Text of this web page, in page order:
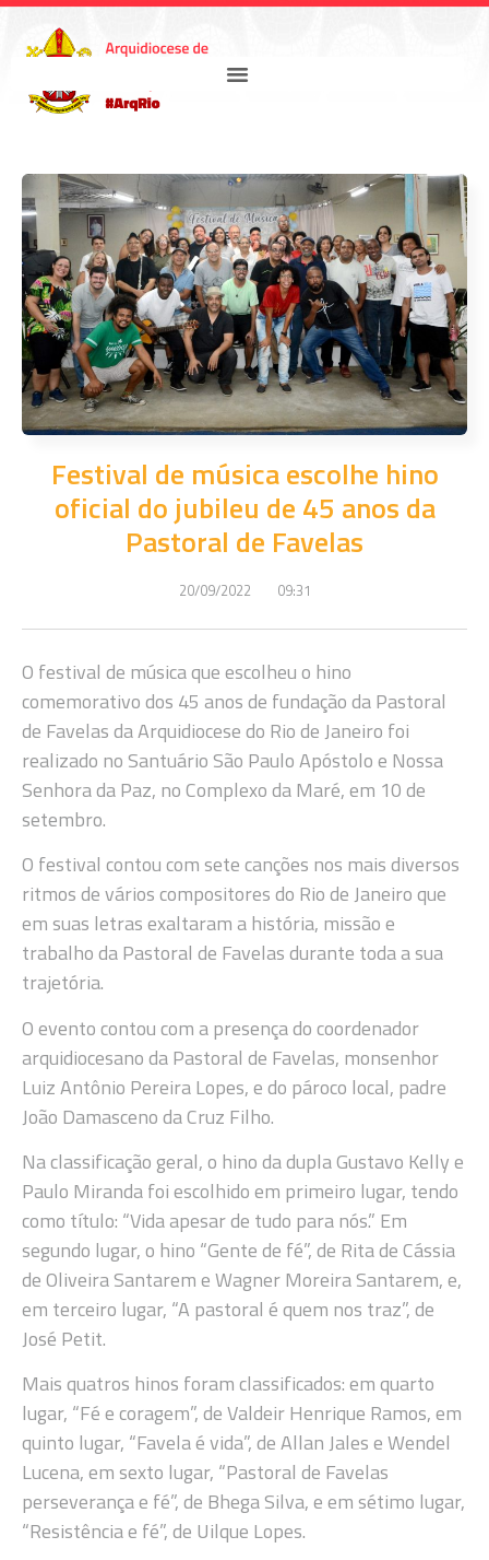
Festival de música escolhe hino
oficial do jubileu de 45 anos da
Pastoral de Favelas
20/09/2022 09:31
O festival de música que escolheu o hino
comemorativo dos 45 anos de fundação da Pastoral
de Favelas da Arquidiocese do Rio de Janeiro foi
realizado no Santuário São Paulo Apóstolo e Nossa
Senhora da Paz, no Complexo da Maré, em 10 de
setembro.
O festival contou com sete canções nos mais diversos
ritmos de vários compositores do Rio de Janeiro que
em suas letras exaltaram a história, missão e
trabalho da Pastoral de Favelas durante toda a sua
trajetória.
O evento contou com a presença do coordenador
arquidiocesano da Pastoral de Favelas, monsenhor
Luiz Antônio Pereira Lopes, e do pároco local, padre
João Damasceno da Cruz Filho.
Na classificação geral, o hino da dupla Gustavo Kelly e
Paulo Miranda foi escolhido em primeiro lugar, tendo
como título: “Vida apesar de tudo para nós.” Em
segundo lugar, o hino “Gente de fé”, de Rita de Cássia
de Oliveira Santarem e Wagner Moreira Santarem, e,
em terceiro lugar, “A pastoral é quem nos traz”, de
José Petit.
Mais quatros hinos foram classificados: em quarto
lugar, “Fé e coragem”, de Valdeir Henrique Ramos, em
quinto lugar, “Favela é vida”, de Allan Jales e Wendel
Lucena, em sexto lugar, “Pastoral de Favelas
perseverança e fé”, de Bhega Silva, e em sétimo lugar,
“Resistência e fé”, de Uilque Lopes.